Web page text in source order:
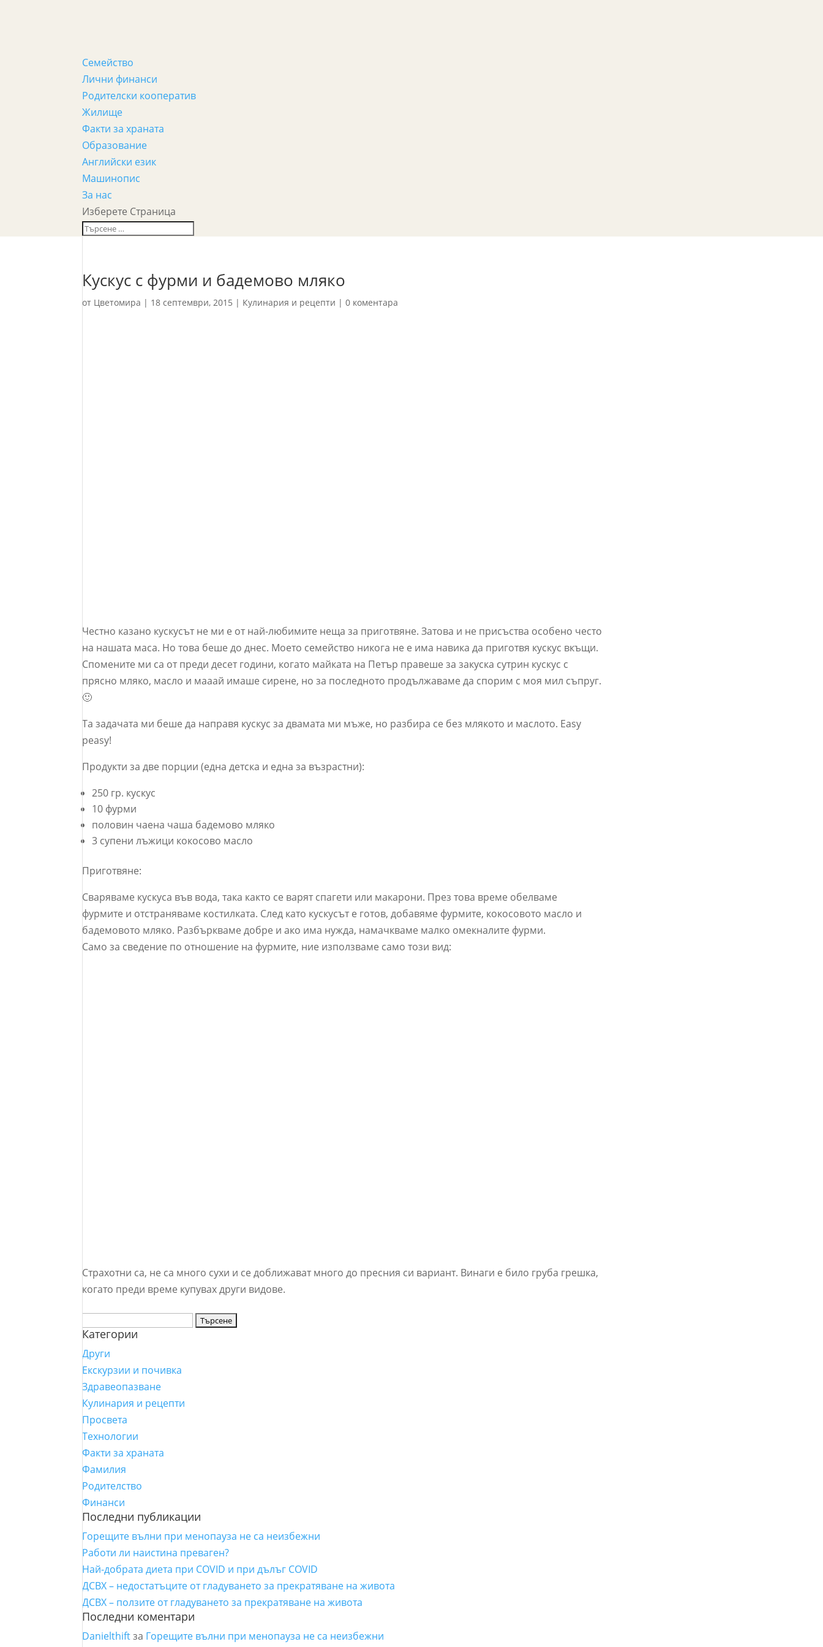
Семейство
Лични финанси
Родителски кооператив
Жилище
Факти за храната
Образование
Английски език
Машинопис
За нас
Изберете Страница
Кускус с фурми и бадемово мляко
от Цветомира | 18 септември, 2015 | Кулинария и рецепти |0 коментара
Честно казано кускусът не ми е от най-любимите неща за приготвяне. Затова и не присъства особено често
на нашата маса. Но това беше до днес. Моето семейство никога не е има навика да приготвя кускус вкъщи.
Спомените ми са от преди десет години, когато майката на Петър правеше за закуска сутрин кускус с
прясно мляко, масло и мааай имаше сирене, но за последното продължаваме да спорим с моя мил съпруг.
🙂
Та задачата ми беше да направя кускус за двамата ми мъже, но разбира се без млякото и маслото. Easy
peasy!
Продукти за две порции (една детска и една за възрастни):
250 гр. кускус
10 фурми
половин чаена чаша бадемово мляко
3 супени лъжици кокосово масло
Приготвяне:
Сваряваме кускуса във вода, така както се варят спагети или макарони. През това време обелваме
фурмите и отстраняваме костилката. След като кускусът е готов, добавяме фурмите, кокосовото масло и
бадемовото мляко. Разбъркваме добре и ако има нужда, намачкваме малко омекналите фурми.
Само за сведение по отношение на фурмите, ние използваме само този вид:
Страхотни са, не са много сухи и се доближават много до пресния си вариант. Винаги е било груба грешка,
когато преди време купувах други видове.
за:
Категории
Други
Екскурзии и почивка
Здравеопазване
Кулинария и рецепти
Просвета
Технологии
Факти за храната
Фамилия
Родителство
Финанси
Последни публикации
Горещите вълни при менопауза не са неизбежни
Работи ли наистина преваген?
Най-добрата диета при COVID и при дълъг COVID
ДСВХ – недостатъците от гладуването за прекратяване на живота
ДСВХ – ползите от гладуването за прекратяване на живота
Последни коментари
Danielthiftза Горещите вълни при менопауза не са неизбежни